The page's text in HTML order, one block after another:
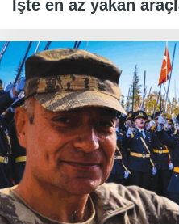
İşte en az yakan